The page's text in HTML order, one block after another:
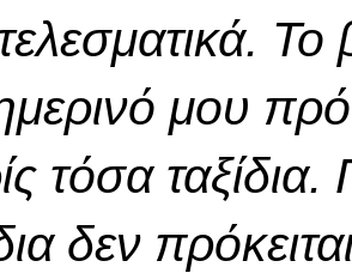
μου
τόσα ταξίδια.
δεν